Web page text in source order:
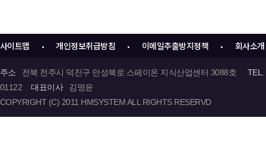
사이트맵 • 개인정보취급방침 • 이메일추출방지정책 • 회사소개
주소 전북 전주시 덕진구 만성북로 스페이온 지식산업센터 3088호
TEL.
01122
대표이사
김명윤
COPYRIGHT (C) 2011 HMSYSTEM ALL RIGHTS RESERVD